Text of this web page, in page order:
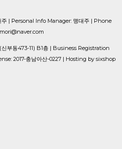
| Personal Info Manager: 맹대주 | Phone
부동473-11) B1층 | Business Registration
2017-충남아산-0227 | Hosting by sixshop